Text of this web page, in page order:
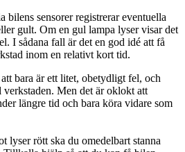
bilens sensorer registrerar eventuella
gult. Om en gul lampa lyser visar det
I sådana fall är det en god idé att få
inom en relativt kort tid.
bara är ett litet, obetydligt fel, och
Men det är oklokt att
längre tid och bara köra vidare som
lyser rött ska du omedelbart stanna